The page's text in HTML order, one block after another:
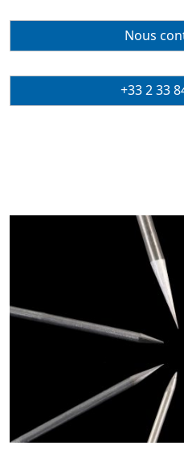
Nous
+33 2 33